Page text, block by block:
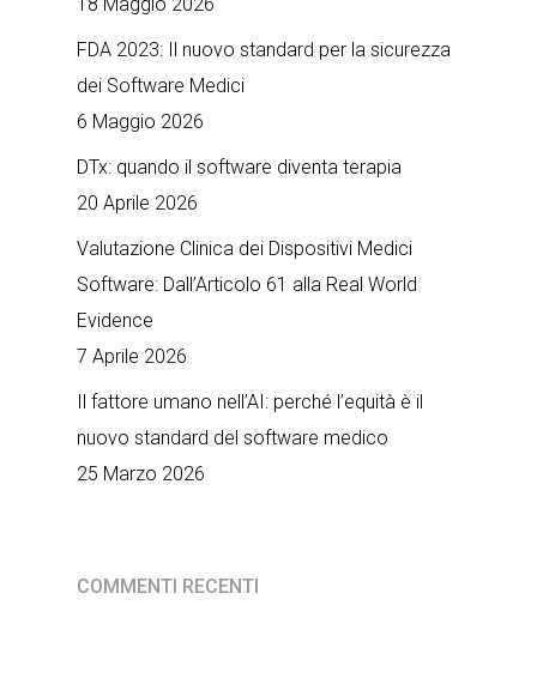
FDA 2023: Il nuovo standard per la sicurezza
dei Software Medici
6 Maggio 2026
DTx: quando il software diventa terapia
20 Aprile 2026
Valutazione Clinica dei Dispositivi Medici
Software: Dall’Articolo 61 alla Real World
Evidence
7 Aprile 2026
Il fattore umano nell’AI: perché l’equità è il
nuovo standard del software medico
25 Marzo 2026
COMMENTI RECENTI